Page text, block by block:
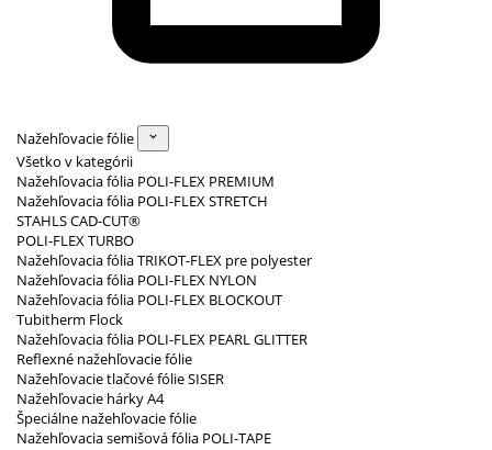
Nažehľovacie fólie
Všetko v kategórii
Nažehľovacia fólia POLI-FLEX PREMIUM
Nažehľovacia fólia POLI-FLEX STRETCH
STAHLS CAD-CUT®
POLI-FLEX TURBO
Nažehľovacia fólia TRIKOT-FLEX pre polyester
Nažehľovacia fólia POLI-FLEX NYLON
Nažehľovacia fólia POLI-FLEX BLOCKOUT
Tubitherm Flock
Nažehľovacia fólia POLI-FLEX PEARL GLITTER
Reflexné nažehľovacie fólie
Nažehľovacie tlačové fólie SISER
Nažehľovacie hárky A4
Špeciálne nažehľovacie fólie
Nažehľovacia semišová fólia POLI-TAPE